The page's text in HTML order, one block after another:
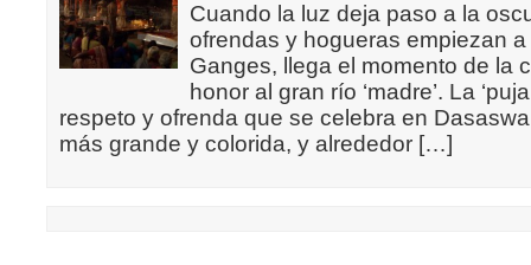
Cuando la luz deja paso a la
ofrendas y hogueras empiezan
Ganges, llega el momento de la
honor al gran río ‘madre’. La
respeto y ofrenda que se celebra en
más grande y colorida, y alrededor […]